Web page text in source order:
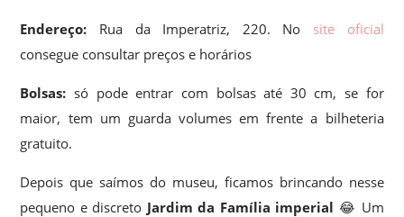
Endereço: Rua da Imperatriz, 220. No site oficial
consegue consultar preços e horários
Bolsas: só pode entrar com bolsas até 30 cm, se for
maior, tem um guarda volumes em frente a bilheteria
gratuito.
Depois que saímos do museu, ficamos brincando nesse
pequeno e discreto Jardim da Família imperial 😂 Um